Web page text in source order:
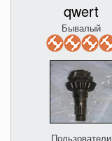
qwert
Бывалый
Пользователи